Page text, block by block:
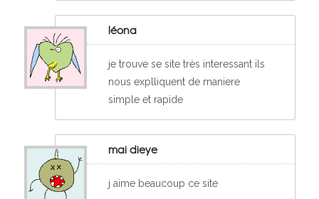
léona
je trouve se site très interessant ils
nous explliquent de maniere
simple et rapide
mai dieye
j aime beaucoup ce site